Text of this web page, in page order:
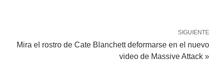
SIGUIENTE
Mira el rostro de Cate Blanchett deformarse en el nuevo
video de Massive Attack »